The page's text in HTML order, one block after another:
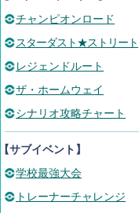
チャンピオンロード
スターダスト★ストリート
レジェンドルート
ザ・ホームウェイ
シナリオ攻略チャート
サブイベント】
学校最強大会
トレーナーチャレンジ